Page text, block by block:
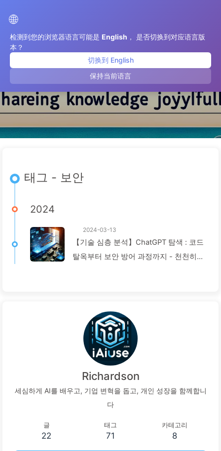
🌐
检测到您的浏览器语言可能是 English ， 是否切换到对应语言版
本？
切换到 English
保持当前语言
보안
태그 - 보안
2024
2024-03-13
【기술 심층 분석】ChatGPT 탐색 : 코드
탈옥부터 보안 방어 과정까지 - 천천히
Richardson
세심하게 AI를 배우고, 기업 변혁을 돕고, 개인 성장을 함께합니
다
글
22
태그
71
카테고리
8